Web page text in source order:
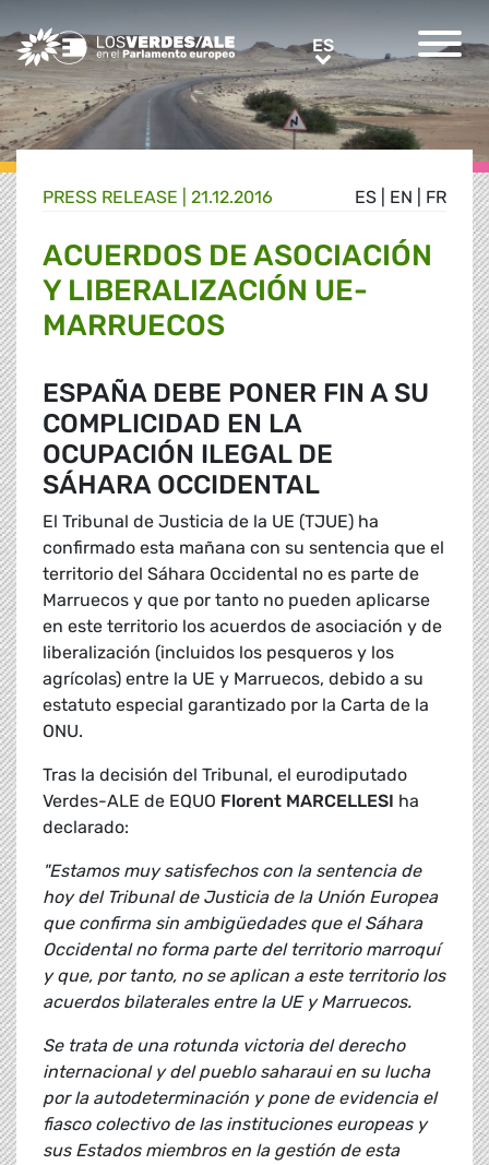
Greens/EFA Home ESES
ES EN FR
PRESS RELEASE | 21.12.2016
ACUERDOS DE ASOCIACIÓN
Y LIBERALIZACIÓN UE-
MARRUECOS
ESPAÑA DEBE PONER FIN A SU
COMPLICIDAD EN LA
OCUPACIÓN ILEGAL DE
SÁHARA OCCIDENTAL
El Tribunal de Justicia de la UE (TJUE) ha
confirmado esta mañana con su sentencia que el
territorio del Sáhara Occidental no es parte de
Marruecos y que por tanto no pueden aplicarse
en este territorio los acuerdos de asociación y de
liberalización (incluidos los pesqueros y los
agrícolas) entre la UE y Marruecos, debido a su
estatuto especial garantizado por la Carta de la
ONU.
Tras la decisión del Tribunal, el eurodiputado
Verdes-ALE de EQUO Florent MARCELLESI ha
declarado:
"Estamos muy satisfechos con la sentencia de
hoy del Tribunal de Justicia de la Unión Europea
que confirma sin ambigüedades que el Sáhara
Occidental no forma parte del territorio marroquí
y que, por tanto, no se aplican a este territorio los
acuerdos bilaterales entre la UE y Marruecos.
Se trata de una rotunda victoria del derecho
internacional y del pueblo saharaui en su lucha
por la autodeterminación y pone de evidencia el
fiasco colectivo de las instituciones europeas y
sus Estados miembros en la gestión de esta